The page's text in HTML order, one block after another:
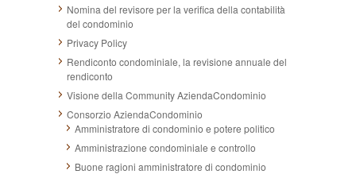
Nomina del revisore per la verifica della contabilità
del condominio
Privacy Policy
Rendiconto condominiale, la revisione annuale del
rendiconto
Visione della Community AziendaCondominio
Consorzio AziendaCondominio
Amministratore di condominio e potere politico
Amministrazione condominiale e controllo
Buone ragioni amministratore di condominio